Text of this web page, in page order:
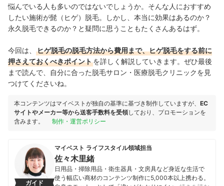
悩んでいる人も多いのではないでしょうか。そんな人におすすめ
したい施術が髭（ヒゲ）脱毛。しかし、本当に効果はあるのか？
永久脱毛できるのか？と疑問に思うこともたくさんあるはず。
今回は、
ヒゲ脱毛の脱毛方法から費用まで、ヒゲ脱毛をする前に
押さえておくべきポイントを詳しく解説していきます。ぜひ最後
まで読んで、自分に合った脱毛サロン・医療脱毛クリニックを見
つけてくださいね。
本コンテンツはマイベストが独自の基準に基づき制作していますが、 EC
サイトやメーカー等から送客手数料を受領しており、プロモーションを
含みます。
制作・運営ポリシー
ガイド
マイベスト ライフスタイル領域担当
佐々木里緒
日用品・掃除用品・衛生器具・文房具など身近な生活で
使う幅広い商材のコンテンツ制作に5,000本以上携わる。